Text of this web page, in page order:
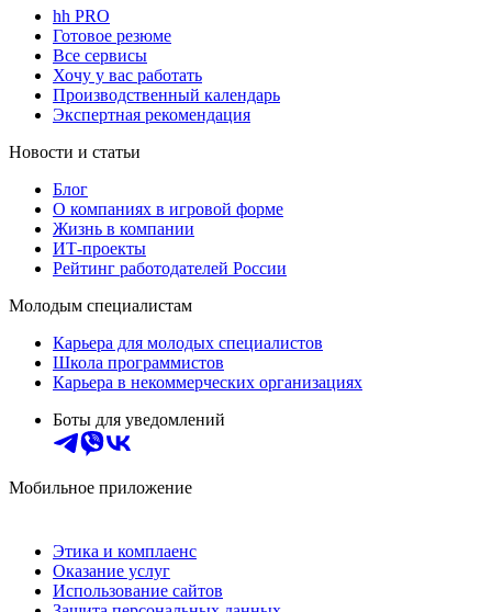
hh PRO
Готовое резюме
Все сервисы
Хочу у вас работать
Производственный календарь
Экспертная рекомендация
Новости и статьи
Блог
О компаниях в игровой форме
Жизнь в компании
ИТ-проекты
Рейтинг работодателей России
Молодым специалистам
Карьера для молодых специалистов
Школа программистов
Карьера в некоммерческих организациях
Боты для уведомлений
Мобильное приложение
Этика и комплаенс
Оказание услуг
Использование сайтов